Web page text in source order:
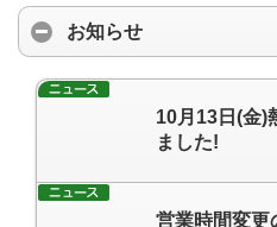
お知らせ
10月13日(金)
ました!
営業時間変更